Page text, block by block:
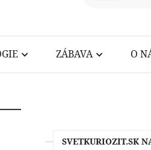
ZÁBAVA O
SVETKURIOZIT.SK